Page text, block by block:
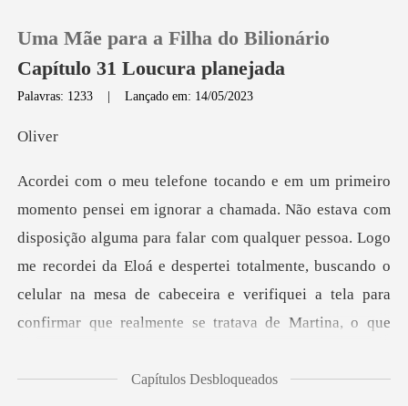
Loja
Histórico
Sair
Uma Mãe para a Filha do Bilionário
Capítulo 31 Loucura planejada
Palavras: 1233 |Lançado em: 14/05/2023
iv
alguma para falar com qualquer pessoa. Logo
me recordei da Eloá e despertei totalmente, buscando o
celular na mes
Capítulos Desbloqueados